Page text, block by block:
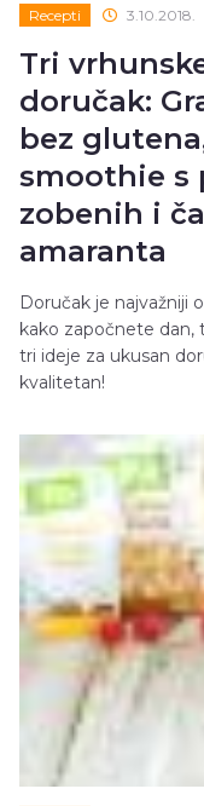
Recepti 3.10.2018.
Tri
doručak:
bez
smoothie s
zobenih i
amaranta
Doručak je najvažniji
kako započnete dan,
tri ideje za ukusan
kvalitetan!